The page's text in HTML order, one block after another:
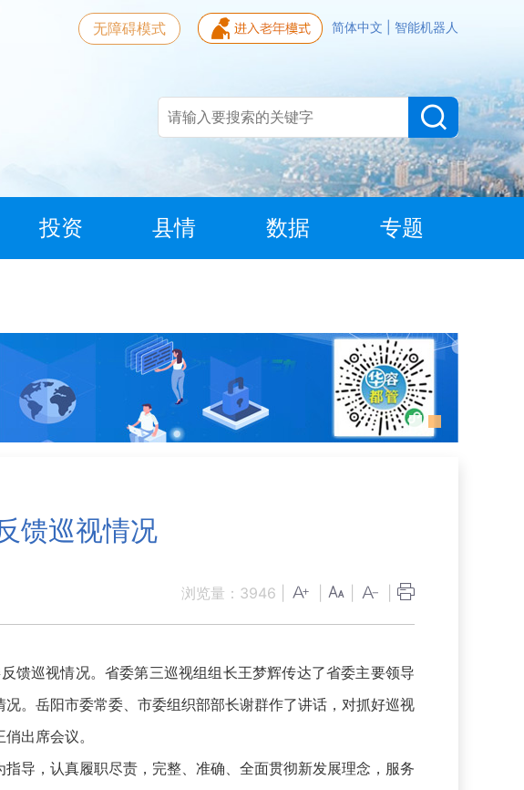
简体中文 智能机器人
无障碍模式
投资 县情 数据 专题
馈巡视情况
浏览量： 3946
巡视情况。省委第三巡视组组长王梦辉传达了省委主要领导
。岳阳市委常委、市委组织部部长谢群作了讲话，对抓好巡视
出席会议。
，认真履职尽责，完整、准确、全面贯彻新发展理念，服务